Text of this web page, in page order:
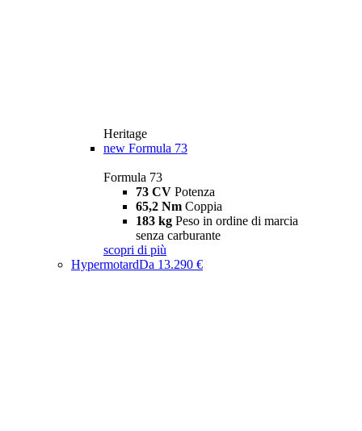
Heritage
new Formula 73
Formula 73
73 CV Potenza
65,2 Nm Coppia
183 kg Peso in ordine di marcia
senza carburante
scopri di più
HypermotardDa 13.290 €